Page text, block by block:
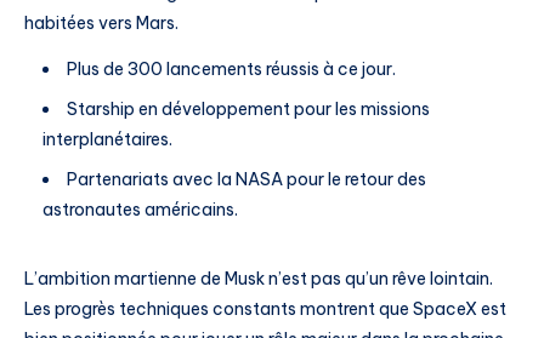
habitées vers Mars.
Plus de 300 lancements réussis à ce jour.
Starship en développement pour les missions
interplanétaires.
Partenariats avec la NASA pour le retour des
astronautes américains.
L’ambition martienne de Musk n’est pas qu’un rêve lointain.
Les progrès techniques constants montrent que SpaceX est